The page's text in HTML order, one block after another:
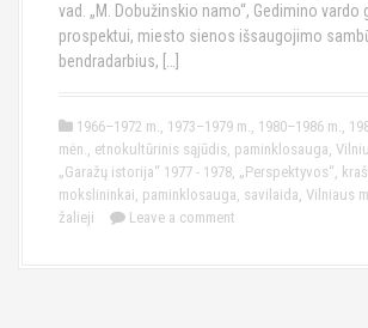
vad. „M. Dobužinskio namo“, Gedimino vardo
prospektui, miesto sienos išsaugojimo
bendradarbius, […]
1966–1972 m., 1973–1979 m., 1980–1986 m.,
mėn., etnokultūrinis sąjūdis, paminklosauga,
„Garažų istorija“ 1977 - 1978, „Perspektyvos“,
mokslininkai, paminklosauga, savilaida, Vilniaus
žalieji
Leave a comment